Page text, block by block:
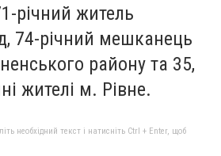
річний житель
, 74-річний мешканець
району та 35,
жителі м. Рівне.
необхідний текст і натисніть Ctrl + Enter, щоб